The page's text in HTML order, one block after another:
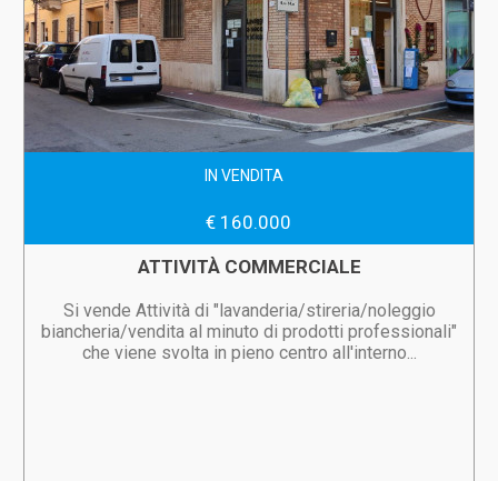
IN VENDITA
€ 160.000
ATTIVITÀ COMMERCIALE
Si vende Attività di "lavanderia/stireria/noleggio
biancheria/vendita al minuto di prodotti professionali"
che viene svolta in pieno centro all'interno...